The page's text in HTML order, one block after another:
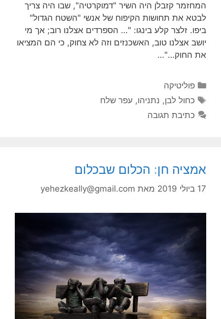
המחזמר קזבלן היה השיר "דמוקרטיה", שבו היה צריך
לבטא את תחושות הקיפוח של אנשי "השטח הגדול"
ביפו. זלצר קלע בינגו: "… הספרדים אצלנו רוב; אך מי
יושב אצלנו טוב, האשכנזים וזה לא צחוק, כי הם המציאו
את החוק…"…
קטגוריות
פוליטיקה
תגיות
כחול לבן, נתניהו, עפר שלח
כתיבת תגובה
אמציה חן: הכלום שבכלום
17 ביולי 2019 מאת yehezkeally@gmail.com